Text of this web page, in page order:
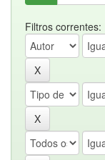
Filtros correntes: